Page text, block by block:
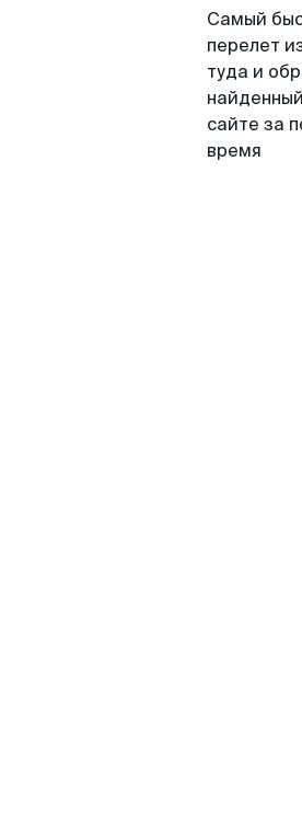
Самый
перелет
туда и
сайте за
время